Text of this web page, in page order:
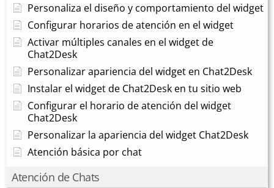
Personaliza el diseño y comportamiento del widget
Configurar horarios de atención en el widget
Activar múltiples canales en el widget de
Chat2Desk
Personalizar apariencia del widget en Chat2Desk
Instalar el widget de Chat2Desk en tu sitio web
Configurar el horario de atención del widget
Chat2Desk
Personalizar la apariencia del widget Chat2Desk
Atención básica por chat
Atención de Chats